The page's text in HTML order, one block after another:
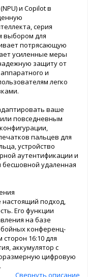
и Copilot в
серия
выбором для
потрясающую
усиленные меры
защиту от
и
легко
ваше
повседневным
пальцев для
устройство
аутентификации и
бесшовной удаленная
настоящий подход,
Его функции
на базе
конференц-
16:10 для
аккумулятор с
цифровую
Свернуть описание